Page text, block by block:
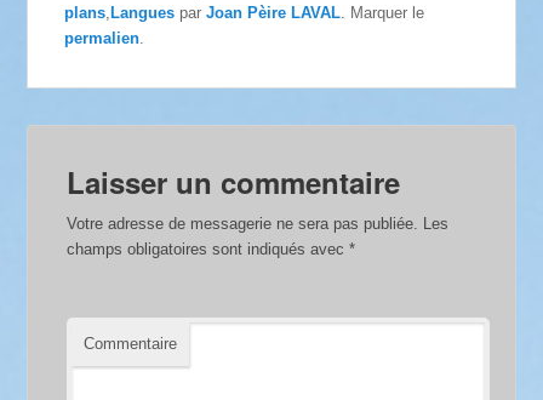
plans, Langues parJoan Pèire LAVAL. Marquer le
permalien.
Laisser un commentaire
Votre adresse de messagerie ne sera pas publiée. Les
champs obligatoires sont indiqués avec*
Commentaire